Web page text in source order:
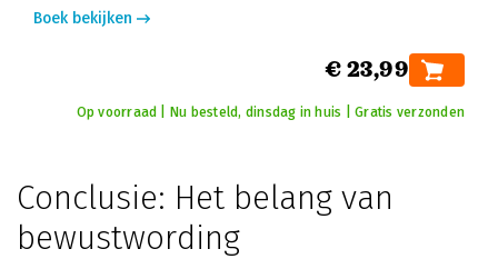
Boek bekijken
€ 23,99
Op voorraad | Nu besteld, dinsdag in huis | Gratis verzonden
Conclusie: Het belang van
bewustwording